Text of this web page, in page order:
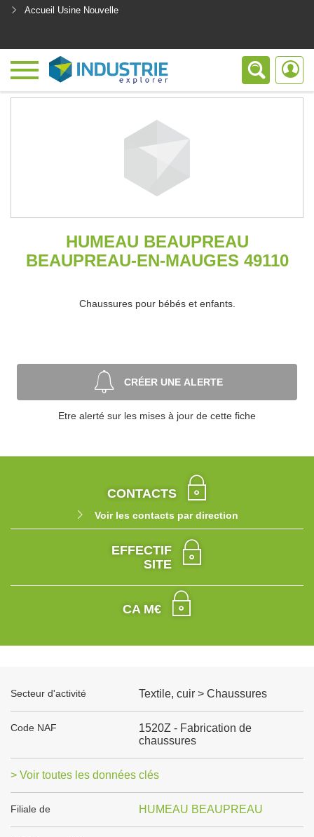
Accueil Usine Nouvelle
HUMEAU BEAUPREAU
BEAUPREAU-EN-MAUGES 49110
Chaussures pour bébés et enfants.
CRÉER UNE ALERTE
Etre alerté sur les mises à jour de cette fiche
CONTACTS
Voir les contacts par direction
EFFECTIF
SITE
CA M€
Secteur d'activité Textile, cuir > Chaussures
Code NAF
1520Z - Fabrication de
chaussures
> Voir toutes les données clés
Filiale de HUMEAU BEAUPREAU